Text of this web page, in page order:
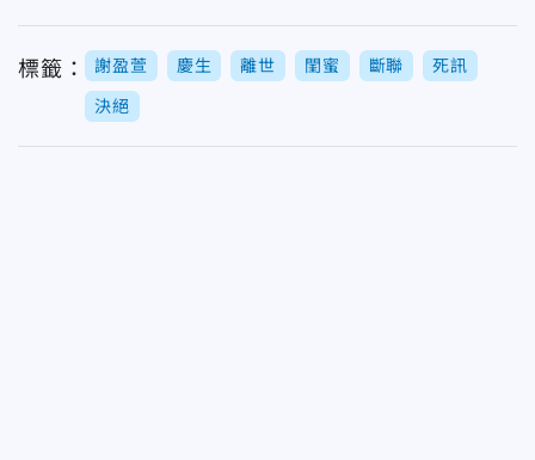
標籤： 謝盈萱 慶生 離世 閨蜜 斷聯 死訊
決絕